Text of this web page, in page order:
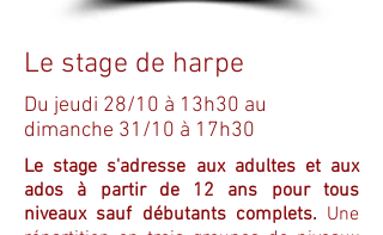
Le stage de harpe
Du jeudi 28/10 à 13h30 au
dimanche 31/10 à 17h30
Le stage s'adresse aux adultes et aux
ados à partir de 12 ans pour tous
niveaux sauf débutants complets. Une